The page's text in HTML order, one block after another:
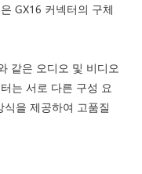
GX16 커넥터의 구체
같은 오디오 및 비디오
는 서로 다른 구성 요
을 제공하여 고품질